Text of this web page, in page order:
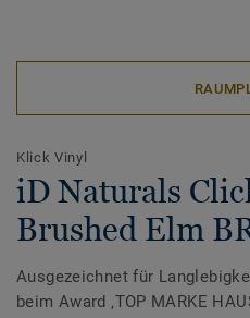
Klick Vinyl
iD Naturals
Brushed Elm
Ausgezeichnet für
beim Award ‚TOP MARKE